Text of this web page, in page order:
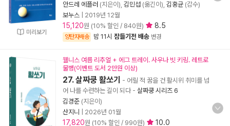
미리보기
안드레 에플러 (지은이), 김민섭 (옮긴이), 김홍균 (감수)
보누스
2019년 12월
15,120원 (10% 할인 / 840원) 8.5
양탄자배송 밤 11시 잠들기전 배송 변경
웰니스 여름 리추얼 + 에그 트레이. 사우나 빗 키링. 레트로
물병(이벤트 도서 2만원 이상)
27. 살짜쿵 활쏘기
- 어릴 적 꿈을 건 활시위 취미를 넘
어 나를 수련하는 길이 되다- 살짜쿵 시리즈 6
김경준 (지은이)
산지니
2026년 01월
17,820원 (10% 할인 / 990원) 10.0